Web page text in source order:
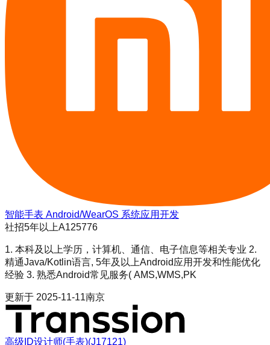
智能手表 Android/WearOS 系统应用开发
社招5年以上A125776
1. 本科及以上学历，计算机、通信、电子信息等相关专业 2.
精通Java/Kotlin语言, 5年及以上Android应用开发和性能优化
经验 3. 熟悉Android常见服务( AMS,WMS,PK
更新于 2025-11-11南京
高级ID设计师(手表)(J17121)